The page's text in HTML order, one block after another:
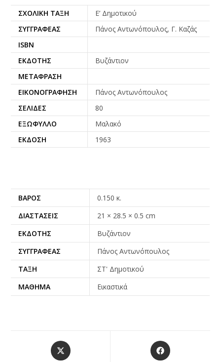
ΣΧΟΛΙΚΉ ΤΆΞΗ
Ε’ Δημοτικού
ΣΥΓΓΡΑΦΈΑΣ
Πάνος Αντωνόπουλος, Γ. Καζάς
ISBN
ΕΚΔΌΤΗΣ
Βυζάντιον
ΜΕΤΆΦΡΑΣΗ
ΕΙΚΟΝΟΓΡΆΦΗΣΗ
Πάνος Αντωνόπουλος
ΣΕΛΊΔΕΣ
80
ΕΞΏΦΥΛΛΟ
Μαλακό
ΈΚΔΟΣΗ
1963
ΒΆΡΟΣ
0.150 κ.
ΔΙΑΣΤΆΣΕΙΣ
21 × 28.5 × 0.5 cm
ΕΚΔΌΤΗΣ
Βυζάντιον
ΣΥΓΓΡΑΦΈΑΣ
Πάνος Αντωνόπουλος
ΤΆΞΗ
ΣΤ' Δημοτικού
ΜΆΘΗΜΑ
Εικαστικά